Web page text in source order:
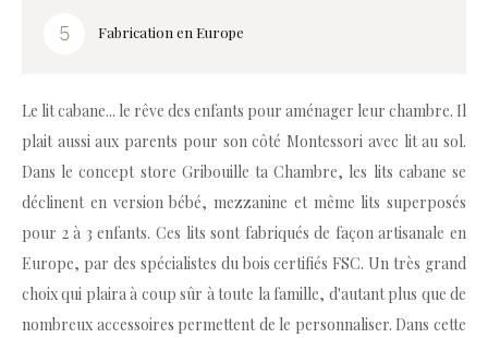
Fabrication en Europe
Le lit cabane... le rêve des enfants pour aménager leur chambre. Il
plait aussi aux parents pour son côté Montessori avec lit au sol.
Dans le concept store Gribouille ta Chambre, les lits cabane se
déclinent en version bébé, mezzanine et même lits superposés
pour 2 à 3 enfants. Ces lits sont fabriqués de façon artisanale en
Europe, par des spécialistes du bois certifiés FSC. Un très grand
choix qui plaira à coup sûr à toute la famille, d'autant plus que de
nombreux accessoires permettent de le personnaliser. Dans cette